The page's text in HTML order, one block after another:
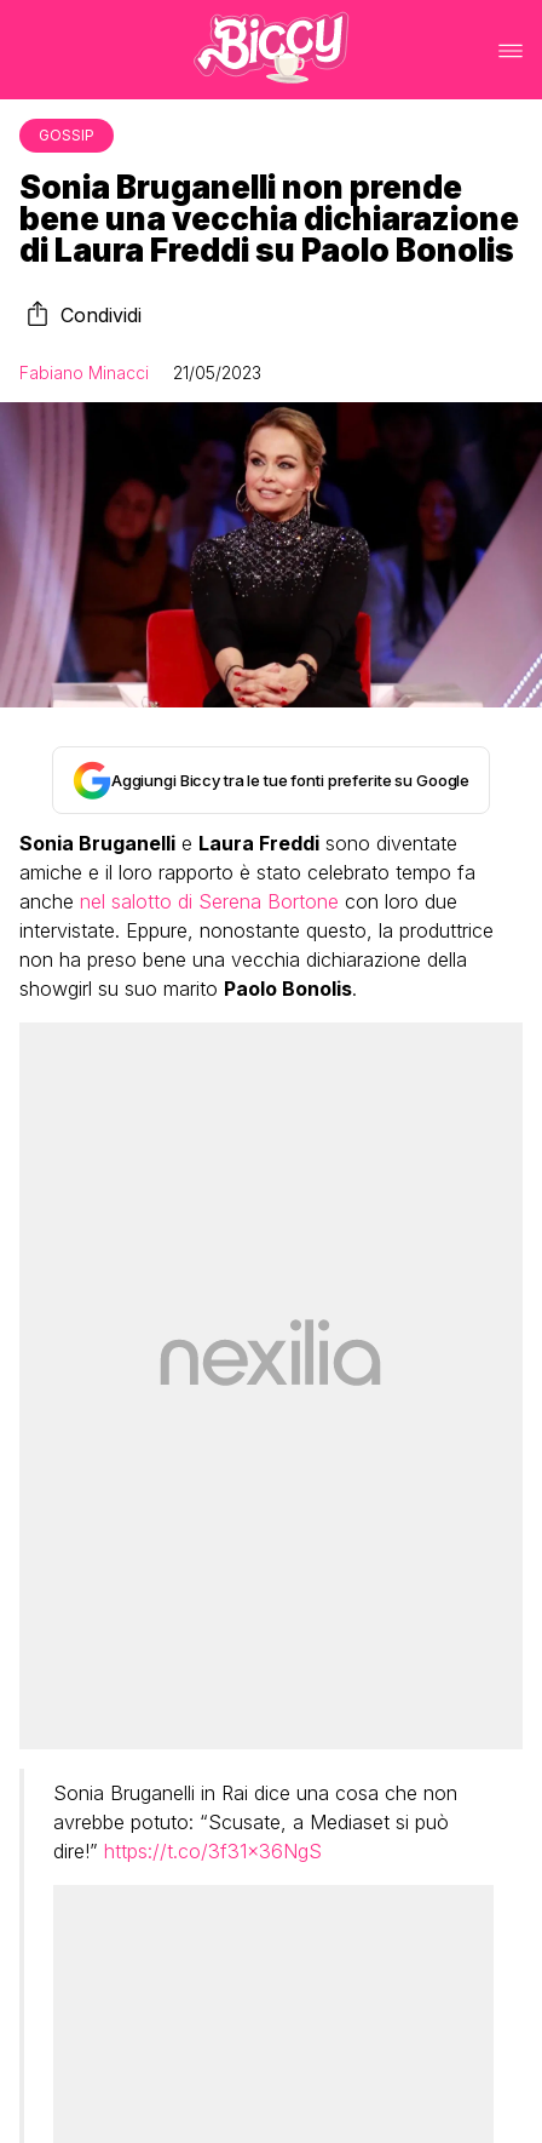
GOSSIP
Sonia Bruganelli non prende
bene una vecchia dichiarazione
di Laura Freddi su Paolo Bonolis
Condividi
Fabiano Minacci 21/05/2023
Aggiungi Biccy tra le tue fonti preferite su Google
Sonia Bruganelli e Laura Freddi sono diventate
amiche e il loro rapporto è stato celebrato tempo fa
anche nel salotto di Serena Bortone con loro due
intervistate. Eppure, nonostante questo, la produttrice
non ha preso bene una vecchia dichiarazione della
showgirl su suo marito Paolo Bonolis.
Sonia Bruganelli in Rai dice una cosa che non
avrebbe potuto: “Scusate, a Mediaset si può
dire!” https://t.co/3f31x36NgS